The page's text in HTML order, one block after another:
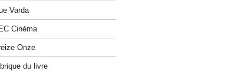
Varda
Cinéma
Onze
du livre